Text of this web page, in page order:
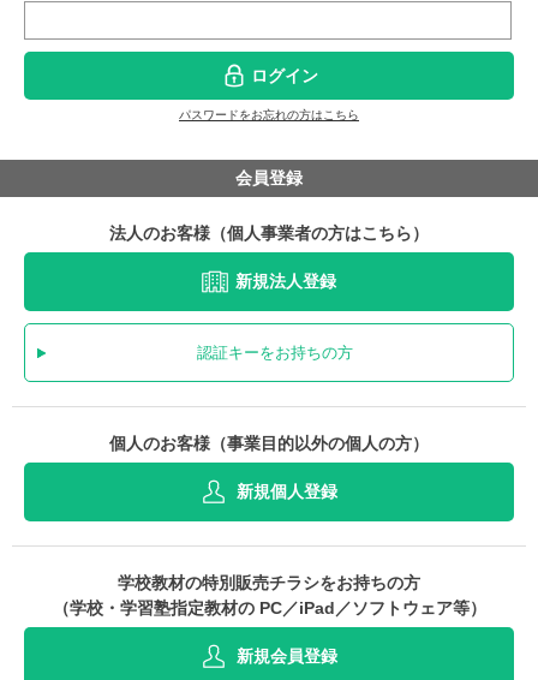
ログイン
パスワードをお忘れの方はこちら
会員登録
法人のお客様（個人事業者の方はこちら）
新規法人登録
認証キーをお持ちの方
個人のお客様（事業目的以外の個人の方）
新規個人登録
学校教材の特別販売チラシをお持ちの方
（学校・学習塾指定教材の PC／iPad／ソフトウェア等）
新規会員登録